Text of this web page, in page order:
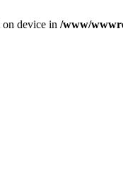
on device in /www/